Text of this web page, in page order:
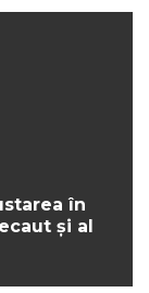
în
și al